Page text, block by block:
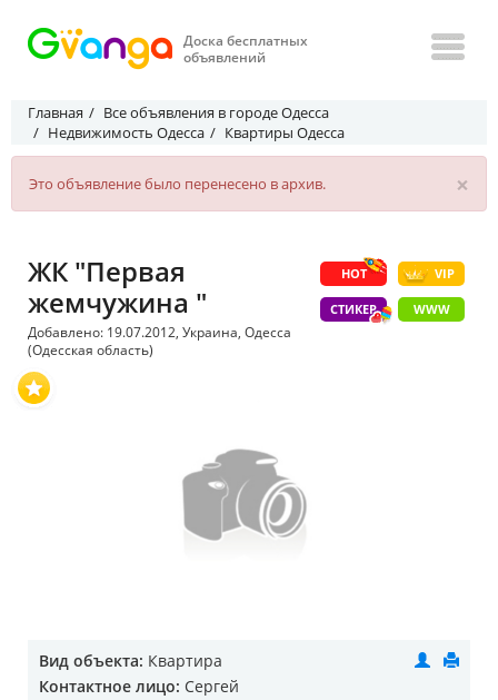
Доска бесплатных
объявлений
Главная
Все объявления в городе Одесса
Недвижимость Одесса
Квартиры Одесса
×
Это объявление было перенесено в архив.
HOT VIP
СТИКЕР WWW
ЖК "Первая
жемчужина "
Добавлено: 19.07.2012, Украина, Одесса
(Одесская область)
Вид объекта: Квартира
Контактное лицо: Сергей